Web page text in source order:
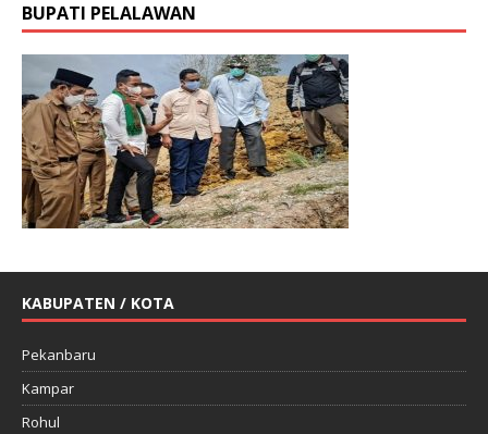
BUPATI PELALAWAN
KABUPATEN / KOTA
Pekanbaru
Kampar
Rohul